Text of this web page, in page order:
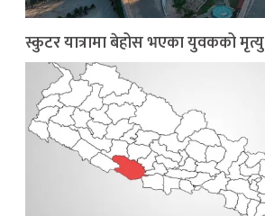
स्कुटर यात्रामा बेहोस भएका युवकको मृत्यु